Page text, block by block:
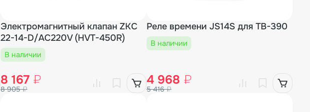
Электромагнитный клапан ZKC
22-14-D/AC220V (HVT-450R)
В наличии
8 167 ₽
8 905₽
Реле времени JS14S для TB-390
В наличии
4 968 ₽
5 416₽